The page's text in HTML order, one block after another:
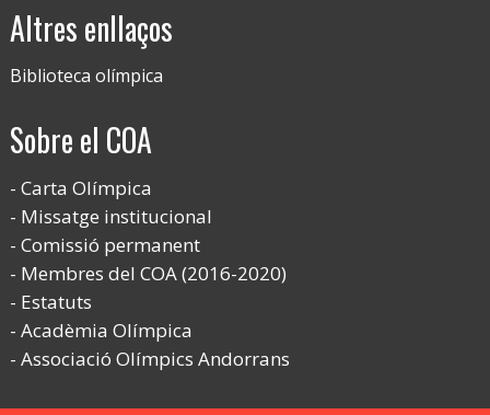
Altres enllaços
Biblioteca olímpica
Sobre el COA
Carta Olímpica
Missatge institucional
Comissió permanent
Membres del COA (2016-2020)
Estatuts
Acadèmia Olímpica
Associació Olímpics Andorrans